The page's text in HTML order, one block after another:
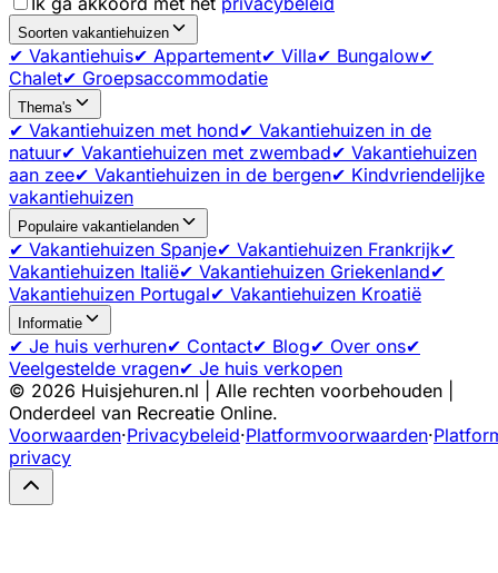
Soorten vakantiehuizen
✔ Vakantiehuis✔ Appartement✔ Villa✔ Bungalow✔
Chalet✔ Groepsaccommodatie
Thema's
✔ Vakantiehuizen met hond✔ Vakantiehuizen in de
natuur✔ Vakantiehuizen met zwembad✔ Vakantiehuizen
aan zee✔ Vakantiehuizen in de bergen✔ Kindvriendelijke
vakantiehuizen
Populaire vakantielanden
✔ Vakantiehuizen Spanje✔ Vakantiehuizen Frankrijk✔
Vakantiehuizen Italië✔ Vakantiehuizen Griekenland✔
Vakantiehuizen Portugal✔ Vakantiehuizen Kroatië
Informatie
✔ Je huis verhuren✔ Contact✔ Blog✔ Over ons✔
Veelgestelde vragen✔ Je huis verkopen
© 2026 Huisjehuren.nl | Alle rechten voorbehouden |
Onderdeel van Recreatie Online.
Voorwaarden·Privacybeleid·Platformvoorwaarden·
privacy